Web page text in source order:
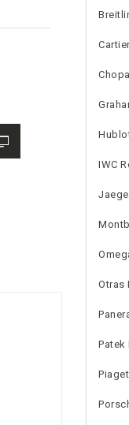
IWC
Otras
Patek